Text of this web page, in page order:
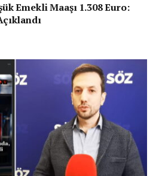
Emekli Maaşı 1.308 Euro: